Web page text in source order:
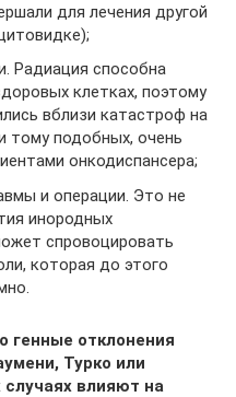
для лечения другой
Радиация способна
клетках, поэтому
вблизи катастроф на
тому подобных, очень
онкодиспансера;
и операции. Это не
инородных
спровоцировать
которая до этого
генные отклонения
Турко или
случаях влияют на